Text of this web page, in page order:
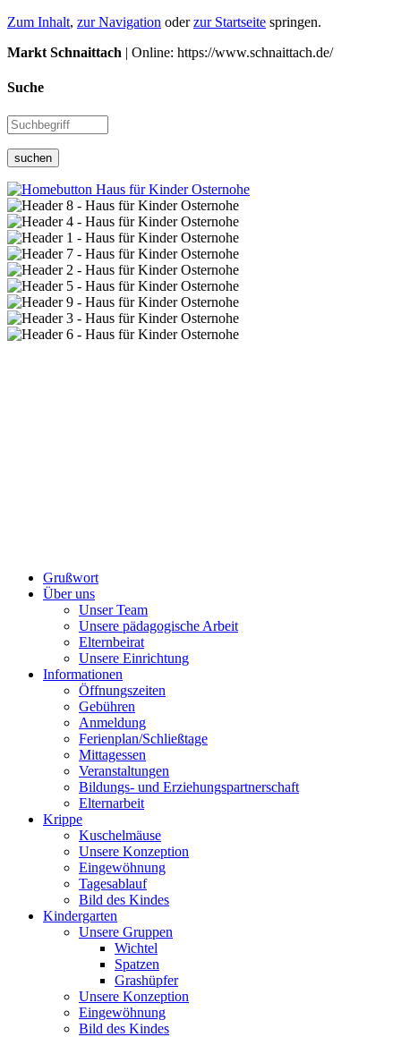
Zum Inhalt, zur Navigation oderzur Startseite springen.
Markt Schnaittach | Online: https://www.schnaittach.de/
Suche
suchen
Grußwort
Über uns
Unser Team
Unsere pädagogische Arbeit
Elternbeirat
Unsere Einrichtung
Informationen
Öffnungszeiten
Gebühren
Anmeldung
Ferienplan/Schließtage
Mittagessen
Veranstaltungen
Bildungs- und Erziehungspartnerschaft
Elternarbeit
Krippe
Kuschelmäuse
Unsere Konzeption
Eingewöhnung
Tagesablauf
Bild des Kindes
Kindergarten
Unsere Gruppen
Wichtel
Spatzen
Grashüpfer
Unsere Konzeption
Eingewöhnung
Bild des Kindes